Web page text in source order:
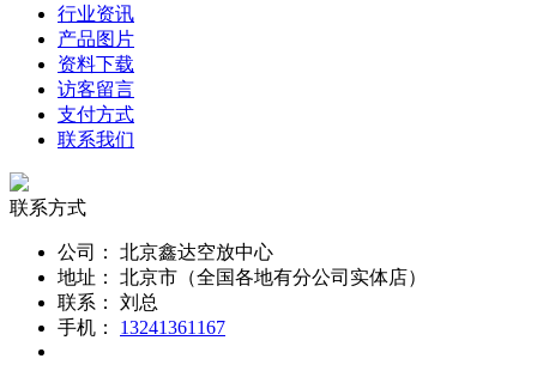
行业资讯
产品图片
资料下载
访客留言
支付方式
联系我们
联系方式
公司：
北京鑫达空放中心
地址：
北京市（全国各地有分公司实体店）
联系：
刘总
手机：
13241361167